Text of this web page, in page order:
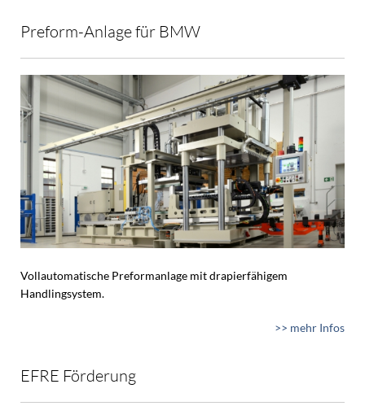
Preform-Anlage für BMW
Vollautomatische Preformanlage mit drapierfähigem
Handlingsystem.
>> mehr Infos
EFRE Förderung